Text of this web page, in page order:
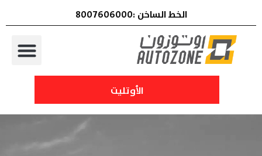
الخط الساخن :8007606000
الأوتليت